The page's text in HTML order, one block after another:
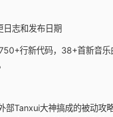
志和发布日期
行新代码，38+首新音
部Tanxui大神搞成的被动攻